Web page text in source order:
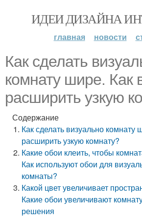
ИДЕИ ДИЗАЙНА
главная новости
Как сделать
комнату шире. Как
расширить узкую
Содержание
Как сделать визуально комнату
расширить узкую комнату?
Какие обои клеить, чтобы
Как используют обои для
комнаты?
Какой цвет увеличивает
Какие обои увеличивают
решения